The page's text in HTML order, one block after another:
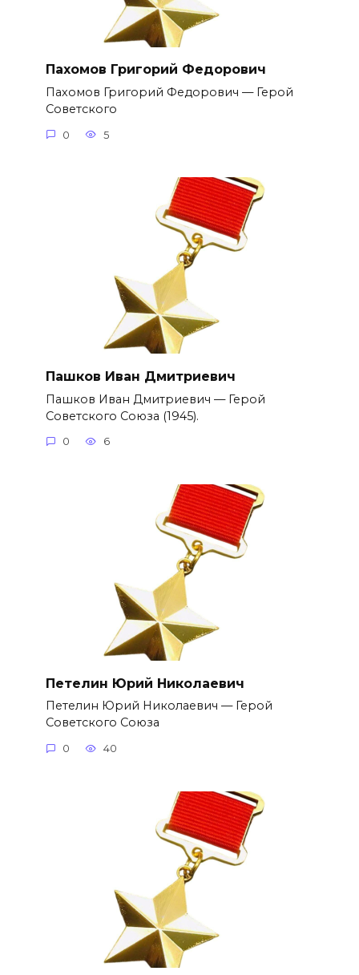
Пахомов Григорий Федорович
Пахомов Григорий Федорович — Герой
Советского
0 5
Пашков Иван Дмитриевич
Пашков Иван Дмитриевич — Герой
Советского Союза (1945).
0 6
Петелин Юрий Николаевич
Петелин Юрий Николаевич — Герой
Советского Союза
0 40